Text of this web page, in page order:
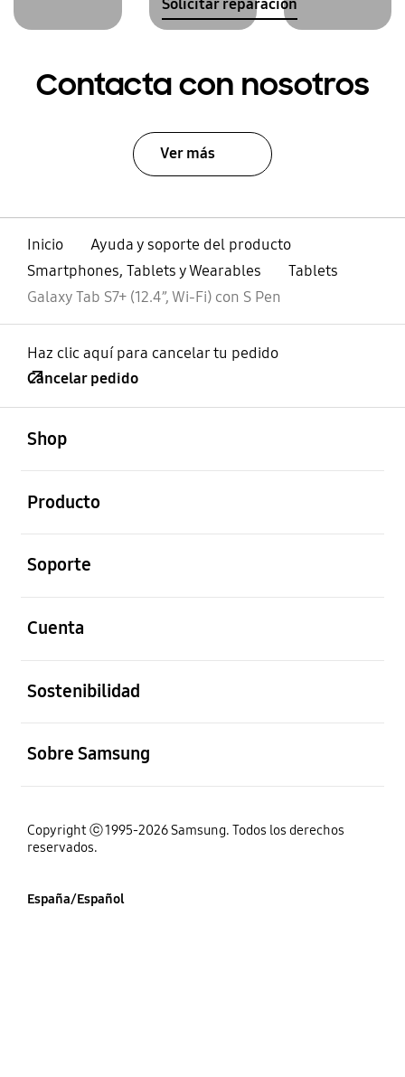
Solicitar reparación
Contacta con nosotros
Ver más
Inicio
Ayuda y soporte del producto
Smartphones, Tablets y Wearables
Tablets
Galaxy Tab S7+ (12.4”, Wi-Fi) con S Pen
Haz clic aquí para cancelar tu pedido
Cancelar pedido
Shop
Producto
Soporte
Cuenta
Sostenibilidad
Sobre Samsung
Copyright ⓒ 1995-2026 Samsung. Todos los derechos
reservados.
España/Español